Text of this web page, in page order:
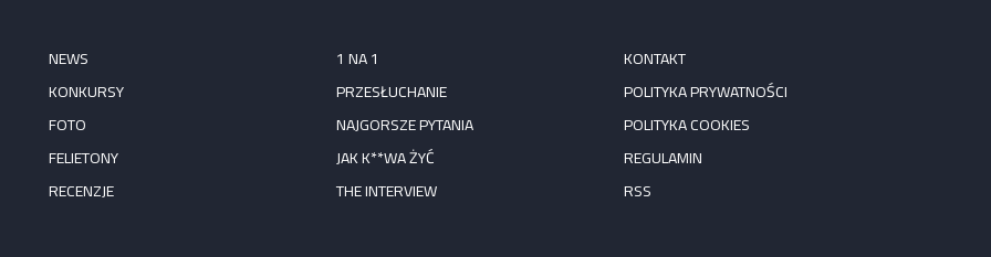
NEWS
KONKURSY
FOTO
FELIETONY
RECENZJE
1 NA 1
PRZESŁUCHANIE
NAJGORSZE PYTANIA
JAK K**WA ŻYĆ
THE INTERVIEW
KONTAKT
POLITYKA PRYWATNOŚCI
POLITYKA COOKIES
REGULAMIN
RSS